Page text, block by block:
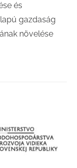
és
gazdaság
növelése